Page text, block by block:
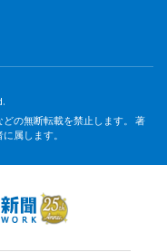
の無断転載を禁止します。 著
属します。